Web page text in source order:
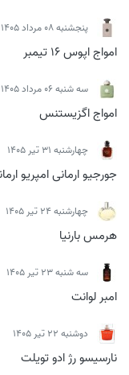
پنجشنبه 08 مرداد 1405
امواج اپوس 16 تیمبر
سه شنبه 06 مرداد 1405
امواج اگزیستنس
چهارشنبه 31 تیر 1405
جورجیو ارمانی امپریو
چهارشنبه 24 تیر 1405
هرمس بارنیا
سه شنبه 23 تیر 1405
امبر لوانت
دوشنبه 22 تیر 1405
نارسیسو رژ ادو تویلت